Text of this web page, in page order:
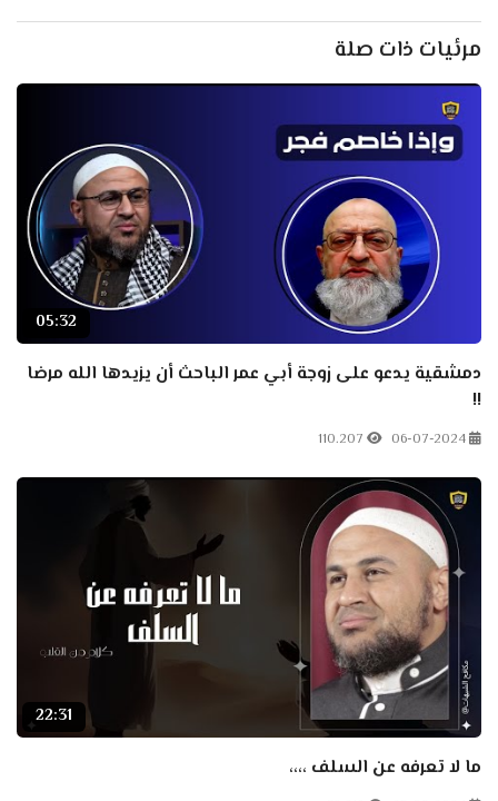
مرئيات ذات صلة
05:32
دمشقية يدعو على زوجة أبي عمر الباحث أن يزيدها الله مرضا
!!
06-07-2024
110.207
22:31
ما لا تعرفه عن السلف ،،،،